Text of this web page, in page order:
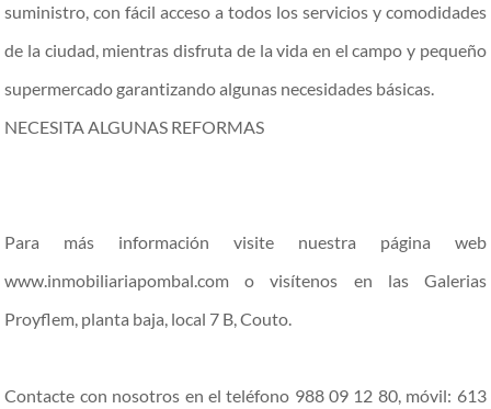
suministro, con fácil acceso a todos los servicios y comodidades
de la ciudad, mientras disfruta de la vida en el campo y pequeño
supermercado garantizando algunas necesidades básicas.
NECESITA ALGUNAS REFORMAS
Para más información visite nuestra página web
www.inmobiliariapombal.com o visítenos en las Galerias
Proyflem, planta baja, local 7 B, Couto.
Contacte con nosotros en el teléfono 988 09 12 80, móvil: 613